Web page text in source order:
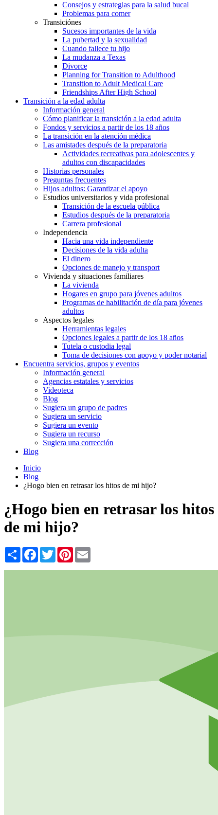
Consejos y estrategias para la salud bucal
Problemas para comer
Transiciónes
Sucesos importantes de la vida
La pubertad y la sexualidad
Cuando fallece tu hijo
La mudanza a Texas
Divorce
Planning for Transition to Adulthood
Transition to Adult Medical Care
Friendships After High School
Transición a la edad adulta
Información general
Cómo planificar la transición a la edad adulta
Fondos y servicios a partir de los 18 años
La transición en la atención médica
Las amistades después de la preparatoria
Actividades recreativas para adolescentes y
adultos con discapacidades
Historias personales
Preguntas frecuentes
Hijos adultos: Garantizar el apoyo
Estudios universitarios y vida profesional
Transición de la escuela pública
Estudios después de la preparatoria
Carrera profesional
Independencia
Hacia una vida independiente
Decisiones de la vida adulta
El dinero
Opciones de manejo y transport
Vivienda y situaciones familiares
La vivienda
Hogares en grupo para jóvenes adultos
Programas de habilitación de día para jóvenes
adultos
Aspectos legales
Herramientas legales
Opciones legales a partir de los 18 años
Tutela o custodia legal
Toma de decisiones con apoyo y poder notarial
Encuentra servicios, grupos y eventos
Información general
Agencias estatales y servicios
Videoteca
Blog
Sugiera un grupo de padres
Sugiera un servicio
Sugiera un evento
Sugiera un recurso
Sugiera una corrección
Blog
Inicio
Blog
¿Hogo bien en retrasar los hitos de mi hijo?
¿Hogo bien en retrasar los hitos
de mi hijo?
Share Facebook
TwitterPinterest